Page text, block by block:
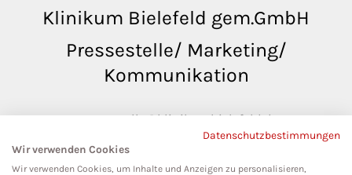
Klinikum Bielefeld gem.GmbH
Pressestelle/ Marketing/
Kommunikation
pressestelle@klinikumbielefeld.de
Teutoburger Str. 50
33604 Bielefeld
Datenschutzbestimmungen
Wir verwenden Cookies
Wir verwenden Cookies, um Inhalte und Anzeigen zu personalisieren,